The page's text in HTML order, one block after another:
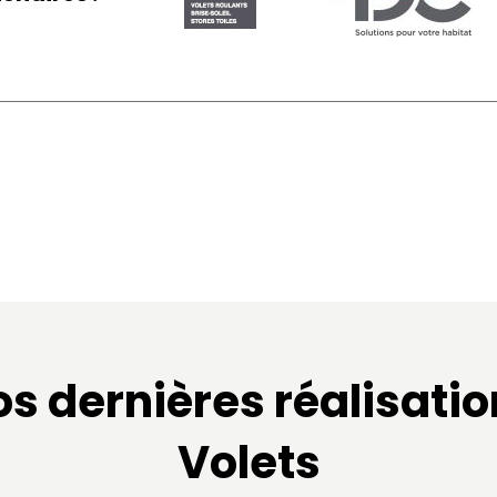
dernières
Volets